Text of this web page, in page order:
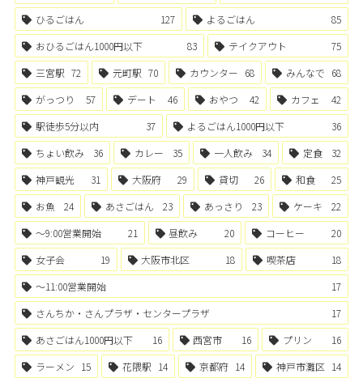
ひるごはん
127 よるごはん
85
おひるごはん1000円以下
83 テイクアウト
75
三宮駅 72 元町駅 70 カウンター 68 みんなで 68
がっつり
57 デート 46 おやつ 42 カフェ
42
駅徒歩5分以内
37 よるごはん1000円以下
36
ちょい飲み
36 カレー 35 一人飲み 34 定食
32
神戸観光
31 大阪府 29 貸切 26 和食
25
お魚
24 あさごはん 23 あっさり 23 ケーキ
22
〜9:00営業開始
21 昼飲み 20 コーヒー
20
女子会
19 大阪市北区 18 喫茶店
18
〜11:00営業開始
17
さんちか・さんプラザ・センタープラザ
17
あさごはん1000円以下
16 西宮市 16 プリン
16
ラーメン 15 花隈駅 14 京都府 14 神戸市灘区 14